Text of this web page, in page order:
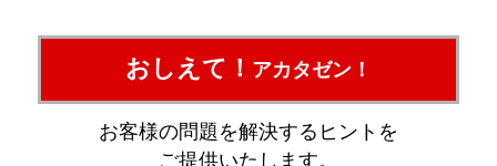
おしえて！ アカタゼン！
お客様の問題を解決するヒントを
ご提供いたします。